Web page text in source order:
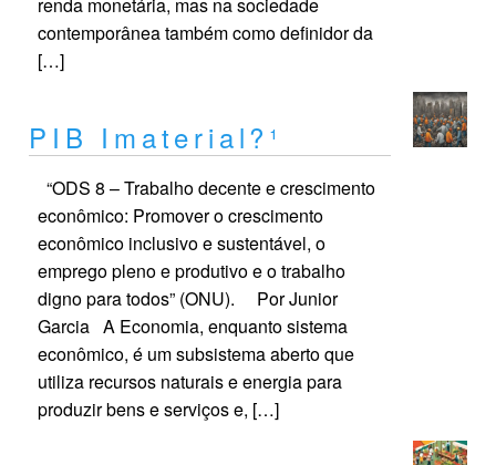
renda monetária, mas na sociedade
contemporânea também como definidor da
[…]
PIB Imaterial?¹
“ODS 8 – Trabalho decente e crescimento
econômico: Promover o crescimento
econômico inclusivo e sustentável, o
emprego pleno e produtivo e o trabalho
digno para todos” (ONU). Por Junior
Garcia A Economia, enquanto sistema
econômico, é um subsistema aberto que
utiliza recursos naturais e energia para
produzir bens e serviços e, […]